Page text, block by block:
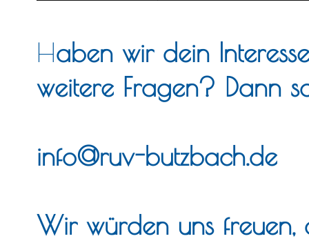
Haben wir dein
weitere Fragen? Dann
info@ruv-butzbach.de
Wir würden uns